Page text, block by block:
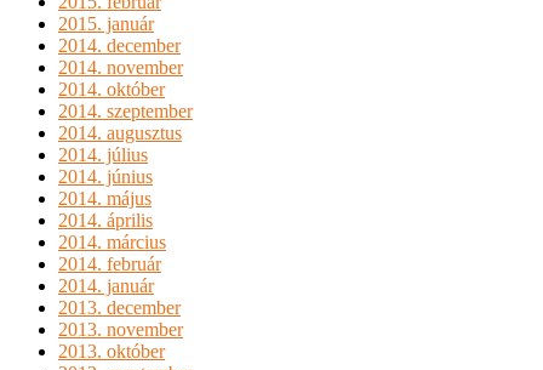
2015. január
2014. december
2014. november
2014. október
2014. szeptember
2014. augusztus
2014. július
2014. június
2014. május
2014. április
2014. március
2014. február
2014. január
2013. december
2013. november
2013. október